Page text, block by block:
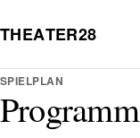
THEATER28
SPIELPLAN
Programm